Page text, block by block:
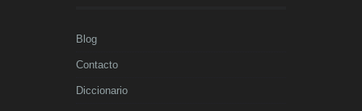
Blog
Contacto
Diccionario